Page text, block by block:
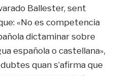
Ballester, sent
«No es competencia
dictaminar sobre
española o castellana»,
quan s’afirma que